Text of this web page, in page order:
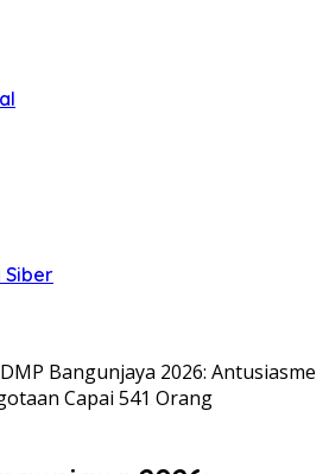
Siber
Bangunjaya 2026: Antusiasme
Capai 541 Orang